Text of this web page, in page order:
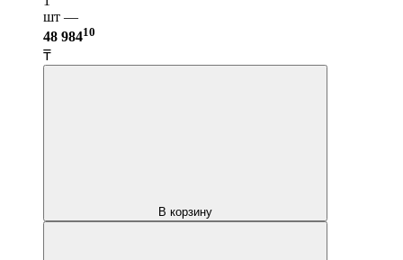
шт —
48 98410
₸
В корзину